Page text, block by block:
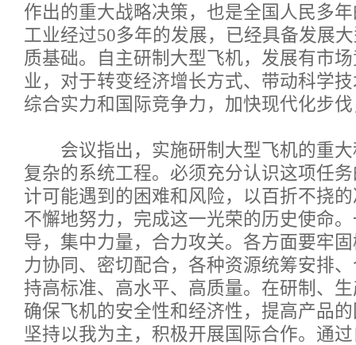
作出的重大战略决策，也是全国人民多
工业经过50多年的发展，已经具备发展
质基础。自主研制大型飞机，发展有市
业，对于转变经济增长方式、带动科学
综合实力和国际竞争力，加快现代化步
会议指出，实施研制大型飞机的重大
复杂的系统工程。必须充分认识这项任
计可能遇到的困难和风险，以百折不挠
不懈地努力，完成这一光荣的历史使命
导，集中力量，合力攻关。各方面要牢
力协同、密切配合，各种资源统筹安排
持高标准、高水平、高质量。在研制、
确保飞机的安全性和经济性，提高产品
坚持以我为主，积极开展国际合作。通